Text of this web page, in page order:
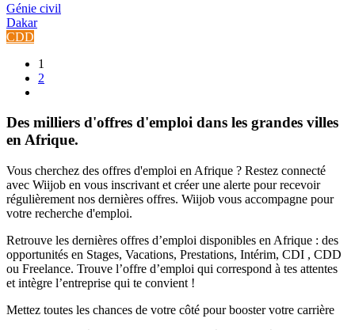
Génie civil
Dakar
CDD
1
2
Des milliers d'offres d'emploi dans les grandes villes
en Afrique.
Vous cherchez des offres d'emploi en Afrique ? Restez connecté
avec Wiijob en vous inscrivant et créer une alerte pour recevoir
régulièrement nos dernières offres. Wiijob vous accompagne pour
votre recherche d'emploi.
Retrouve les dernières offres d’emploi disponibles en Afrique : des
opportunités en Stages, Vacations, Prestations, Intérim, CDI , CDD
ou Freelance. Trouve l’offre d’emploi qui correspond à tes attentes
et intègre l’entreprise qui te convient !
Mettez toutes les chances de votre côté pour booster votre carrière